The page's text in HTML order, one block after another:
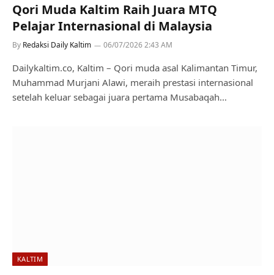
Qori Muda Kaltim Raih Juara MTQ
Pelajar Internasional di Malaysia
By Redaksi Daily Kaltim 06/07/2026 2:43 AM
Dailykaltim.co, Kaltim – Qori muda asal Kalimantan Timur,
Muhammad Murjani Alawi, meraih prestasi internasional
setelah keluar sebagai juara pertama Musabaqah…
KALTIM